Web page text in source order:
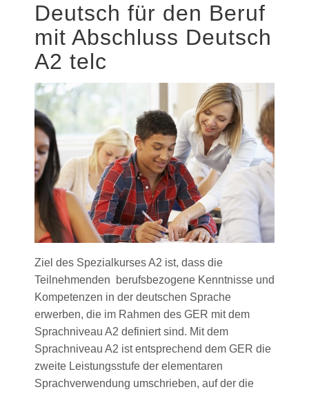
Deutsch für den Beruf
mit Abschluss Deutsch
A2 telc
Ziel des Spezialkurses A2 ist, dass die
Teilnehmenden berufsbezogene Kenntnisse und
Kompetenzen in der deutschen Sprache
erwerben, die im Rahmen des GER mit dem
Sprachniveau A2 definiert sind. Mit dem
Sprachniveau A2 ist entsprechend dem GER die
zweite Leistungsstufe der elementaren
Sprachverwendung umschrieben, auf der die